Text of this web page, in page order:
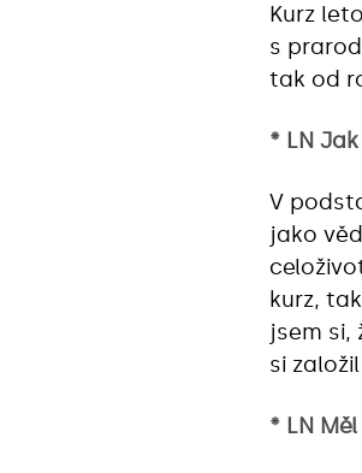
Kurz
s
tak od
* LN
V
jako
kurz,
jsem si,
si
* LN